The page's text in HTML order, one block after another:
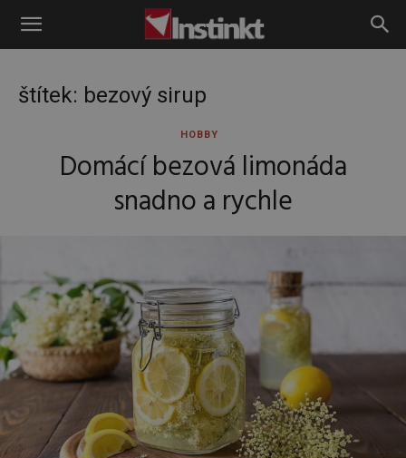
Instinkt
štítek: bezový sirup
HOBBY
Domácí bezová limonáda
snadno a rychle